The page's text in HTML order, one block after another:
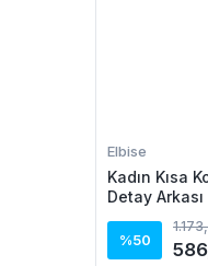
Elbise
Kadın Kısa
Detay Arkası
Mikro Elbise
%50